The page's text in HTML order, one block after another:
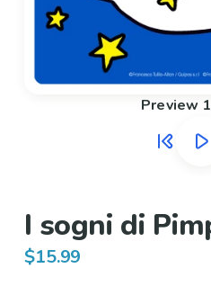
Preview 1
I sogni di
$15.99